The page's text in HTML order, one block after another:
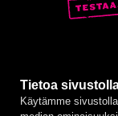
Tietoa
Käytämme